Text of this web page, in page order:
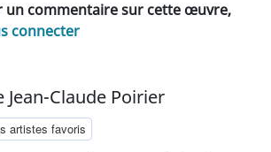
un commentaire sur cette œuvre,
connecter
Jean-Claude Poirier
artistes favoris